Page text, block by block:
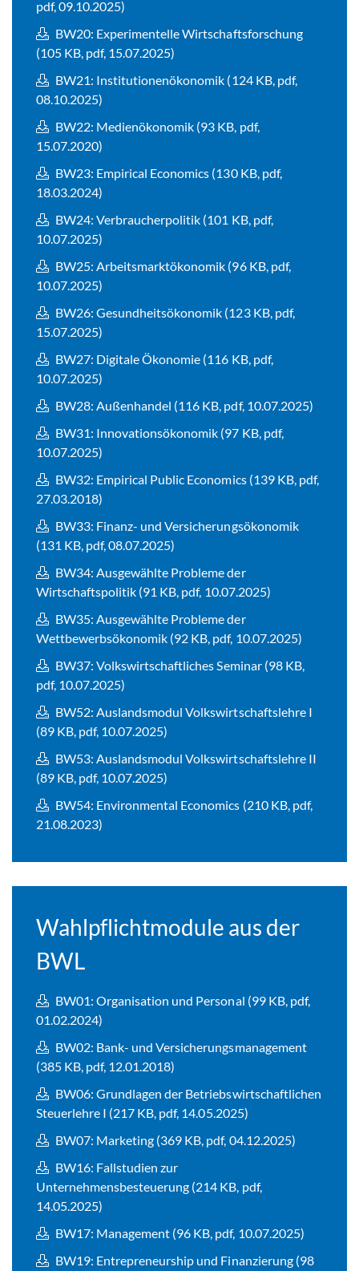
pdf, 09.10.2025)
BW20: Experimentelle Wirtschaftsforschung
(105 KB, pdf, 15.07.2025)
BW21: Institutionenökonomik (124 KB, pdf,
08.10.2025)
BW22: Medienökonomik (93 KB, pdf,
15.07.2020)
BW23: Empirical Economics (130 KB, pdf,
18.03.2024)
BW24: Verbraucherpolitik (101 KB, pdf,
10.07.2025)
BW25: Arbeitsmarktökonomik (96 KB, pdf,
10.07.2025)
BW26: Gesundheitsökonomik (123 KB, pdf,
15.07.2025)
BW27: Digitale Ökonomie (116 KB, pdf,
10.07.2025)
BW28: Außenhandel (116 KB, pdf, 10.07.2025)
BW31: Innovationsökonomik (97 KB, pdf,
10.07.2025)
BW32: Empirical Public Economics (139 KB, pdf,
27.03.2018)
BW33: Finanz- und Versicherungsökonomik
(131 KB, pdf, 08.07.2025)
BW34: Ausgewählte Probleme der
Wirtschaftspolitik (91 KB, pdf, 10.07.2025)
BW35: Ausgewählte Probleme der
Wettbewerbsökonomik (92 KB, pdf, 10.07.2025)
BW37: Volkswirtschaftliches Seminar (98 KB,
pdf, 10.07.2025)
BW52: Auslandsmodul Volkswirtschaftslehre I
(89 KB, pdf, 10.07.2025)
BW53: Auslandsmodul Volkswirtschaftslehre II
(89 KB, pdf, 10.07.2025)
BW54: Environmental Economics (210 KB, pdf,
21.08.2023)
Wahlpflichtmodule aus der
BWL
BW01: Organisation und Personal (99 KB, pdf,
01.02.2024)
BW02: Bank- und Versicherungsmanagement
(385 KB, pdf, 12.01.2018)
BW06: Grundlagen der Betriebswirtschaftlichen
Steuerlehre I (217 KB, pdf, 14.05.2025)
BW07: Marketing (369 KB, pdf, 04.12.2025)
BW16: Fallstudien zur
Unternehmensbesteuerung (214 KB, pdf,
14.05.2025)
BW17: Management (96 KB, pdf, 10.07.2025)
BW19: Entrepreneurship und Finanzierung (98